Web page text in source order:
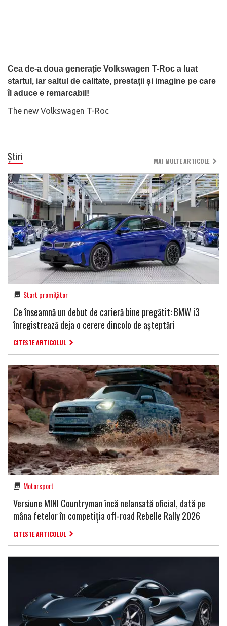
Cea de-a doua generație Volkswagen T-Roc a luat
startul, iar saltul de calitate, prestații și imagine pe care
îl aduce e remarcabil!
The new Volkswagen T-Roc
Știri MAI MULTE ARTICOLE
Start promițător
Ce înseamnă un debut de carieră bine pregătit: BMW i3
înregistrează deja o cerere dincolo de așteptări
CITESTE ARTICOLUL
Motorsport
Versiune MINI Countryman încă nelansată oficial, dată pe
mâna fetelor în competiția off-road Rebelle Rally 2026
CITESTE ARTICOLUL